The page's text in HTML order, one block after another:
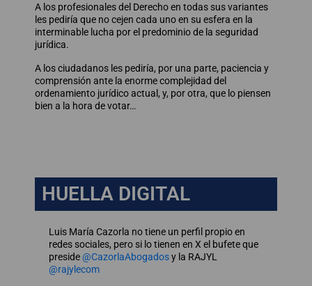
A los profesionales del Derecho en todas sus variantes
les pediría que no cejen cada uno en su esfera en la
interminable lucha por el predominio de la seguridad
jurídica.
A los ciudadanos les pediría, por una parte, paciencia y
comprensión ante la enorme complejidad del
ordenamiento jurídico actual, y, por otra, que lo piensen
bien a la hora de votar…
HUELLA DIGITAL
Luis María Cazorla no tiene un perfil propio en
redes sociales, pero si lo tienen en X el bufete que
preside@CazorlaAbogadosy la RAJYL
@rajylecom